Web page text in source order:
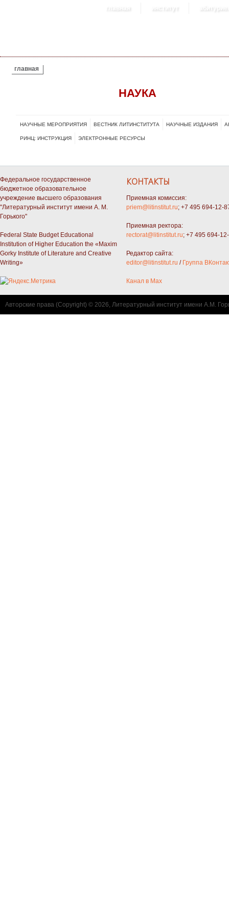
главная институт
ВЫ ЗДЕСЬ
главная
НАУКА
НАУЧНЫЕ МЕРОПРИЯТИЯ ВЕСТНИК ЛИТИНСТИТУТА НАУЧНЫЕ ИЗДАНИЯ
РИНЦ: ИНСТРУКЦИЯ ЭЛЕКТРОННЫЕ РЕСУРСЫ
Федеральное государственное
бюджетное образовательное
учреждение высшего образования
"Литературный институт имени А. М.
Горького"
Federal State Budget Educational
Institution of Higher Education the «Maxim
Gorky Institute of Literature and Creative
Writing»
КОНТАКТЫ
Приемная комиссия:
priem@litinstitut.ru; +7 495 694-12-
Приемная ректора:
rectorat@litinstitut.ru; +7 495 694-
Редактор сайта:
editor@litinstitut.ru / Группа
Канал в Max
Авторские права (Copyright) © 2026, Литературный институт имени А.М.